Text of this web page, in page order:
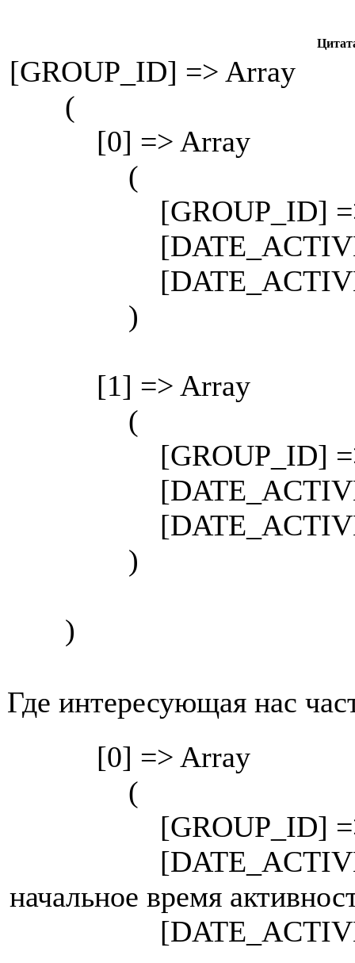
[GROUP_ID] => Array
(
[0] => Array
(
[GROUP_ID] =>
)
[1] => Array
(
[GROUP_ID] =>
)
)
Где интересующая нас
[0] => Array
(
[GROUP_ID] =>
начальное время